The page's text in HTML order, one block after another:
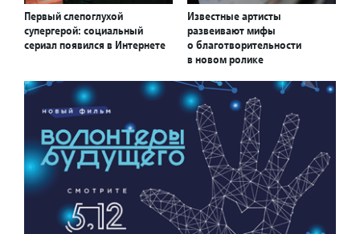
Первый слепоглухой
супергерой: социальный
сериал появился в Интернете
Известные артисты
развеивают мифы
о благотворительности
в новом ролике